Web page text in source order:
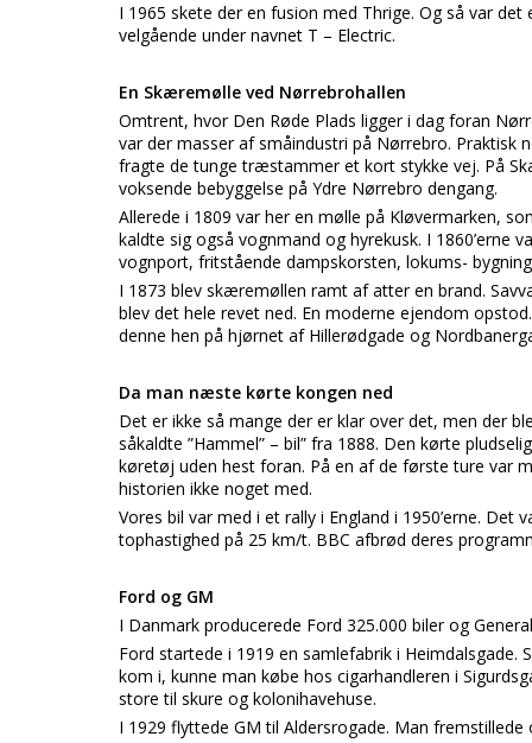
I 1965 skete der en fusion med Thrige. Og så var
velgående under navnet T – Electric.
En Skæremølle ved Nørrebrohallen
Omtrent, hvor Den Røde Plads ligger i dag foran
var der masser af småindustri på Nørrebro. Praktisk
fragte de tunge træstammer et kort stykke vej. På
voksende bebyggelse på Ydre Nørrebro dengang.
Allerede i 1809 var her en mølle på Kløvermarken,
kaldte sig også vognmand og hyrekusk. I 1860’erne
vognport, fritstående dampskorsten, lokums-
I 1873 blev skæremøllen ramt af atter en brand.
blev det hele revet ned. En moderne ejendom
denne hen på hjørnet af Hillerødgade og
Da man næste kørte kongen ned
Det er ikke så mange der er klar over det, men der
såkaldte ”Hammel” – bil” fra 1888. Den kørte
køretøj uden hest foran. På en af de første ture var
historien ikke noget med.
Vores bil var med i et rally i England i 1950’erne.
tophastighed på 25 km/t. BBC afbrød deres
Ford og GM
I Danmark producerede Ford 325.000 biler og
Ford startede i 1919 en samlefabrik i
kom i, kunne man købe hos cigarhandleren i
store til skure og kolonihavehuse.
I 1929 flyttede GM til Aldersrogade. Man